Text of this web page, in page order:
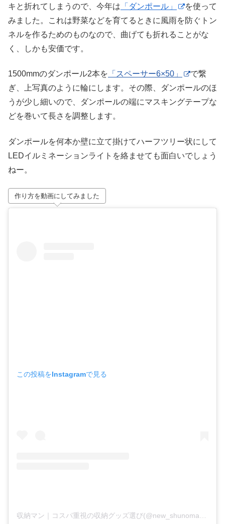
キと折れてしまうので、今年は 「ダンポール」
を使って
みました。これは野菜などを育てるときに風雨を防ぐトン
ネルを作るためのものなので、曲げても折れることがな
く、しかも安価です。
1500mmのダンポール2本を 「スペーサー6×50」
で繋
ぎ、上写真のように輪にします。その際、ダンポールのほ
うが少し細いので、ダンポールの端にマスキングテープな
どを巻いて長さを調整します。
ダンポールを何本か壁に立て掛けてハーフツリー状にして
LEDイルミネーションライトを絡ませても面白いでしょう
ねー。
作り方を動画にしてみました
この投稿をInstagramで見る